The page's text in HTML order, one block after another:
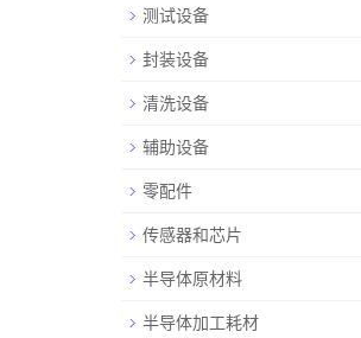
测试设备
封装设备
清洗设备
辅助设备
零配件
传感器和芯片
半导体原材料
半导体加工耗材